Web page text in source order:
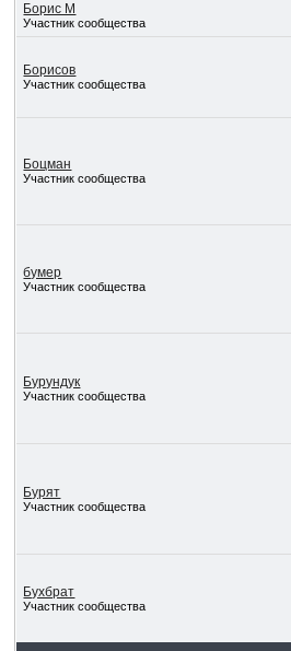
Борис М
Участник сообщества
Борисов
Участник сообщества
Боцман
Участник сообщества
бумер
Участник сообщества
Бурундук
Участник сообщества
Бурят
Участник сообщества
Бухбрат
Участник сообщества